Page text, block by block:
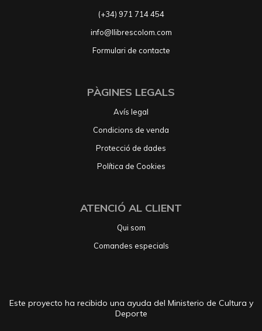
(+34) 971 714 454
info@llibrescolom.com
Formulari de contacte
PÀGINES LEGALS
Avís legal
Condicions de venda
Protecció de dades
Política de Cookies
ATENCIÓ AL CLIENT
Qui som
Comandes especials
Este proyecto ha recibido una ayuda del Ministerio de Cultura y
Deporte